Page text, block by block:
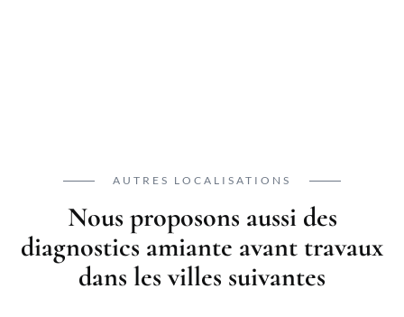
AUTRES LOCALISATIONS
Nous proposons aussi des
diagnostics amiante avant travaux
dans les villes suivantes